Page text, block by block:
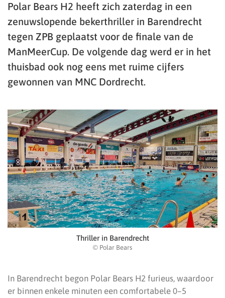
Polar Bears H2 heeft zich zaterdag in een
zenuwslopende bekerthriller in Barendrecht
tegen ZPB geplaatst voor de finale van de
ManMeerCup. De volgende dag werd er in het
thuisbad ook nog eens met ruime cijfers
gewonnen van MNC Dordrecht.
Thriller in Barendrecht
© Polar Bears
In Barendrecht begon Polar Bears H2 furieus, waardoor
er binnen enkele minuten een comfortabele 0–5